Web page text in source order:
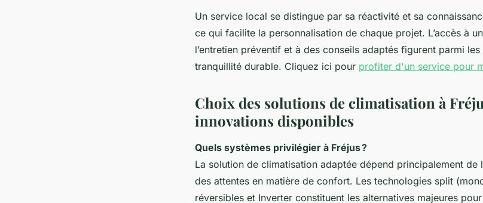
Un service local se distingue par sa réactivité et sa
ce qui facilite la personnalisation de chaque projet. L’accès à
l’entretien préventif et à des conseils adaptés figurent parmi
tranquillité durable. Cliquez ici pour profiter d'un service pour
Choix des solutions de climatisation à
innovations disponibles
Quels systèmes privilégier à Fréjus ?
La solution de climatisation adaptée dépend principalement
des attentes en matière de confort. Les technologies split
réversibles et Inverter constituent les alternatives majeures